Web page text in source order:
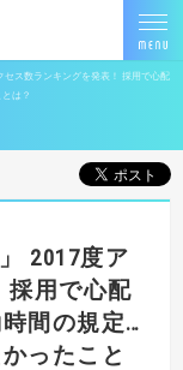
セス数ランキングを発表！ 採用で心配
は？
2017度ア
採用で心配
間の規定…
ったこと